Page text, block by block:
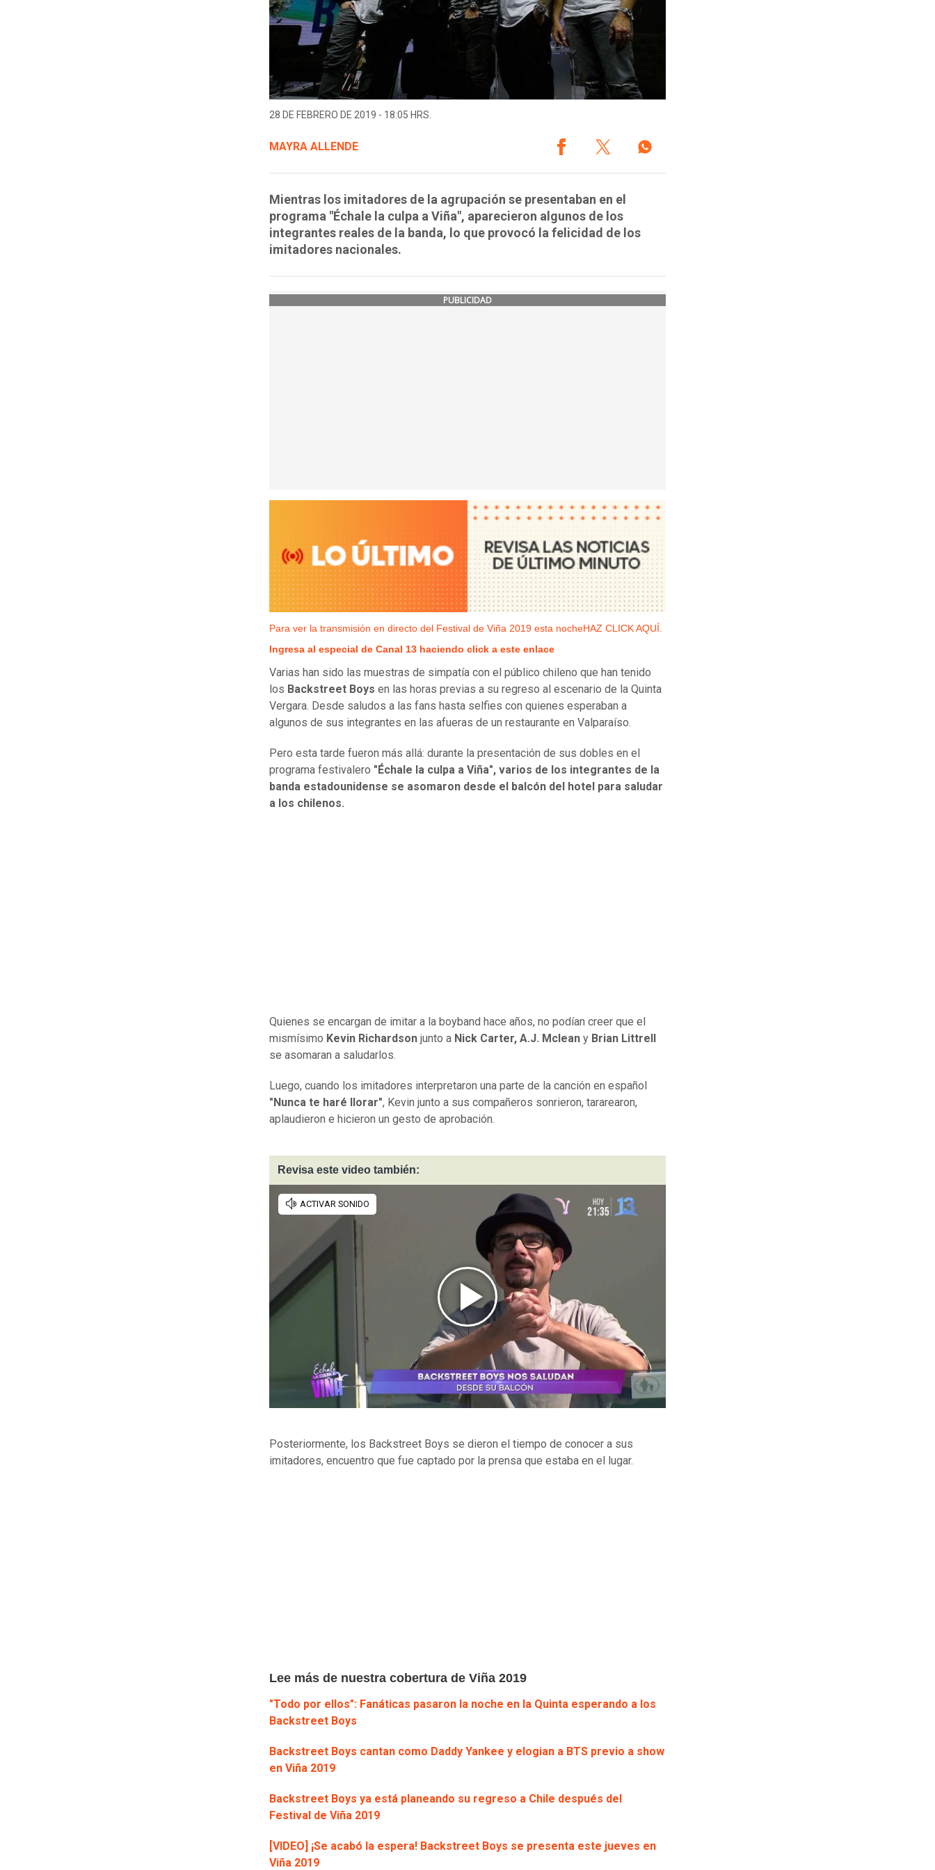
28 DE FEBRERO DE 2019 - 18:05 HRS.
MAYRA ALLENDE
Mientras los imitadores de la agrupación se presentaban en el
programa "Échale la culpa a Viña", aparecieron algunos de los
integrantes reales de la banda, lo que provocó la felicidad de los
imitadores nacionales.
PUBLICIDAD
Para ver la transmisión en directo del Festival de Viña 2019 esta nocheHAZ CLICK AQUÍ.
Ingresa al especial de Canal 13 haciendo click a este enlace
Varias han sido las muestras de simpatía con el público chileno que han tenido
los Backstreet Boys en las horas previas a su regreso al escenario de la Quinta
Vergara. Desde saludos a las fans hasta selfies con quienes esperaban a
algunos de sus integrantes en las afueras de un restaurante en Valparaíso.
Pero esta tarde fueron más allá: durante la presentación de sus dobles en el
programa festivalero "Échale la culpa a Viña", varios de los integrantes de la
banda estadounidense se asomaron desde el balcón del hotel para saludar
a los chilenos.
Quienes se encargan de imitar a la boyband hace años, no podían creer que el
mismísimo Kevin Richardson junto a Nick Carter, A.J. Mclean y Brian Littrell
se asomaran a saludarlos.
Luego, cuando los imitadores interpretaron una parte de la canción en español
"Nunca te haré llorar", Kevin junto a sus compañeros sonrieron, tararearon,
aplaudieron e hicieron un gesto de aprobación.
Revisa este video también:
Posteriormente, los Backstreet Boys se dieron el tiempo de conocer a sus
imitadores, encuentro que fue captado por la prensa que estaba en el lugar.
Lee más de nuestra cobertura de Viña 2019
"Todo por ellos": Fanáticas pasaron la noche en la Quinta esperando a los
Backstreet Boys
Backstreet Boys cantan como Daddy Yankee y elogian a BTS previo a show
en Viña 2019
Backstreet Boys ya está planeando su regreso a Chile después del
Festival de Viña 2019
[VIDEO] ¡Se acabó la espera! Backstreet Boys se presenta este jueves en
Viña 2019